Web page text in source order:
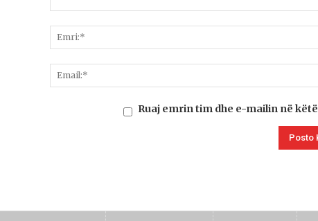
Ruaj emrin tim dhe e-mailin në